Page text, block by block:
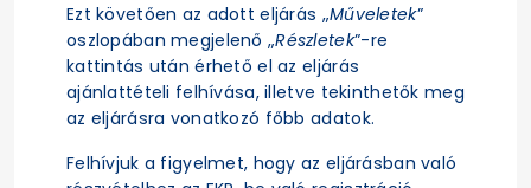
Ezt követően az adott eljárás „Műveletek”
oszlopában megjelenő „Részletek”-re
kattintás után érhető el az eljárás
ajánlattételi felhívása, illetve tekinthetők meg
az eljárásra vonatkozó főbb adatok.
Felhívjuk a figyelmet, hogy az eljárásban való